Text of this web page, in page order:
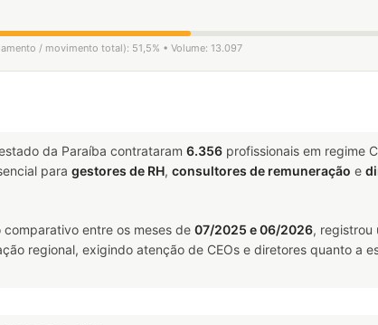
/ movimento total): 51,5% • Volume: 13.097
da Paraíba contrataram 6.356 profissionais em regime
para gestores de RH, consultores de remuneração e
entre os meses de 07/2025 e 06/2026, registrou
regional, exigindo atenção de CEOs e diretores quanto a